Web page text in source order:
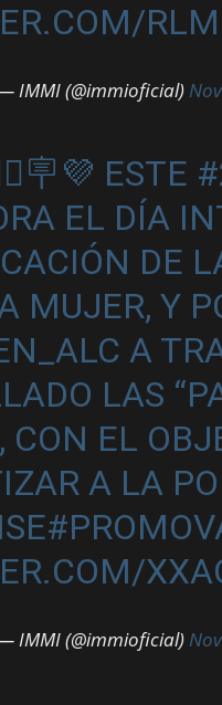
IMMI (@immioficial)
ESTE
EL DÍA
DE
MUJER, Y
A
LAS
CON EL
A LA
IMMI (@immioficial)